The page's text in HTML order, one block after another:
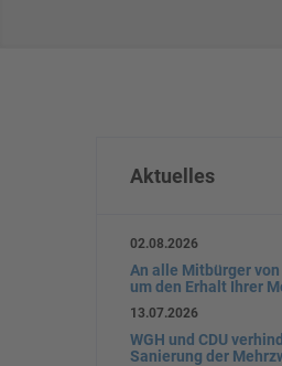
Aktuelles
02.08.2026
An alle Mitbürger
um den Erhalt Ihrer
13.07.2026
WGH und CDU
Sanierung der